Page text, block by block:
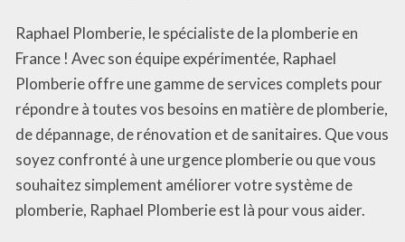
Raphael Plomberie, le spécialiste de la plomberie en
France ! Avec son équipe expérimentée, Raphael
Plomberie offre une gamme de services complets pour
répondre à toutes vos besoins en matière de plomberie,
de dépannage, de rénovation et de sanitaires. Que vous
soyez confronté à une urgence plomberie ou que vous
souhaitez simplement améliorer votre système de
plomberie, Raphael Plomberie est là pour vous aider.